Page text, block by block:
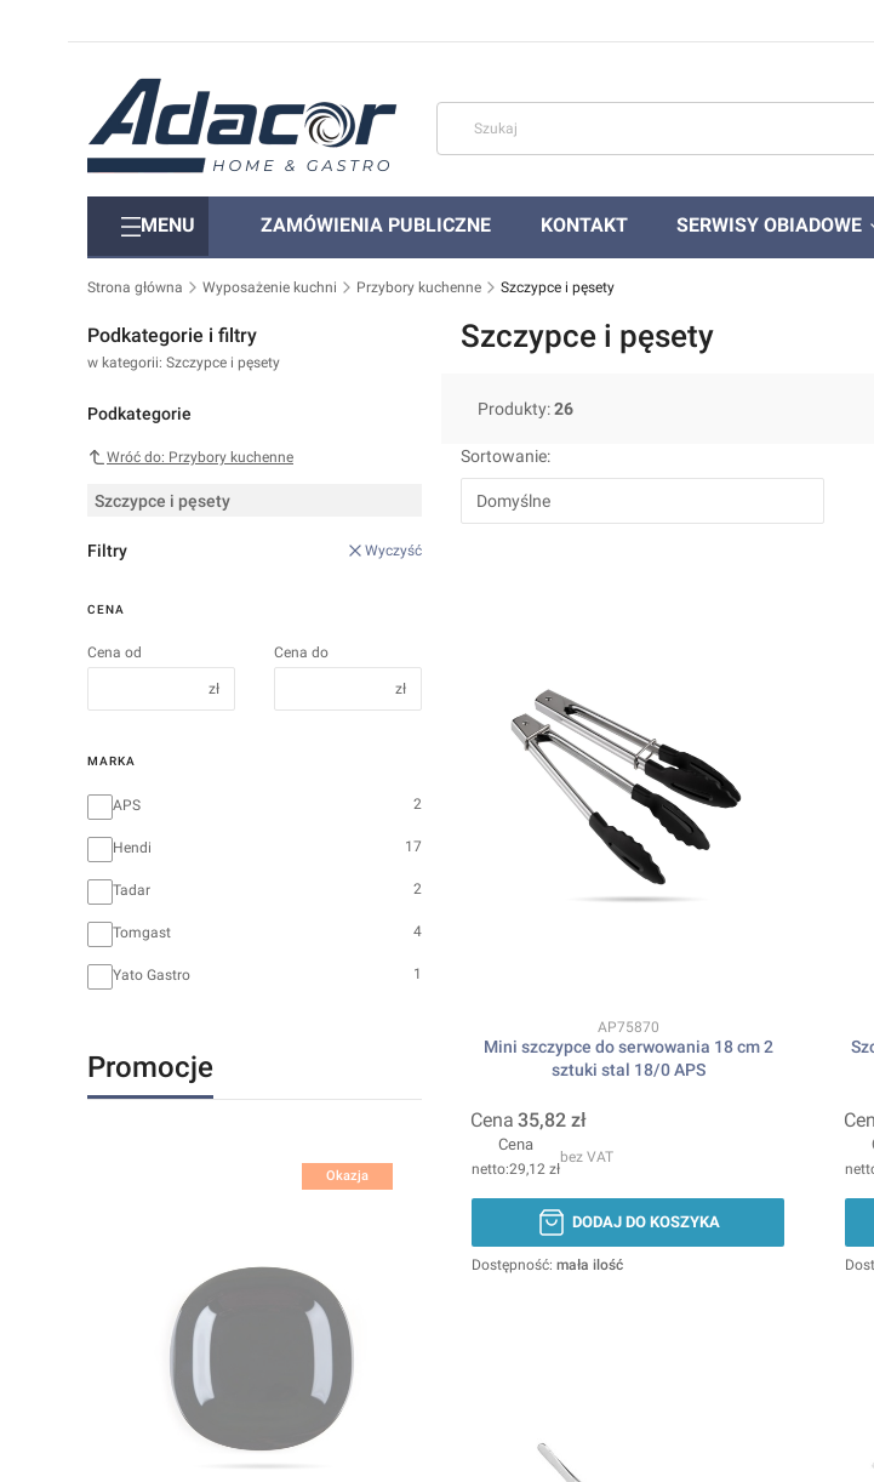
MENU ZAMÓWIENIA PUBLICZNE KONTAKT SERWISY OBIADOWE
Strona główna Wyposażenie kuchni Przybory kuchenne Szczypce i pęsety
Podkategorie i filtry
w kategorii: Szczypce i pęsety
Podkategorie
Wróć do: Przybory kuchenne
Szczypce i pęsety
Filtry Wyczyść
CENA
Cena od
zł
Cena do
zł
MARKA
Marka
APS 2
Hendi 17
Tadar 2
Tomgast 4
Yato Gastro 1
Promocje
Okazja
Szczypce i pęsety
Produkty:26
Lista produktów
Sortowanie:
Domyślne
Kod produktu
AP75870
Mini szczypce do serwowania 18 cm 2
sztuki stal 18/0 APS
Cena 35,82 zł
Cena
29,12 zł
bez VAT
DODAJ DO KOSZYKA
Dostępność: mała ilość